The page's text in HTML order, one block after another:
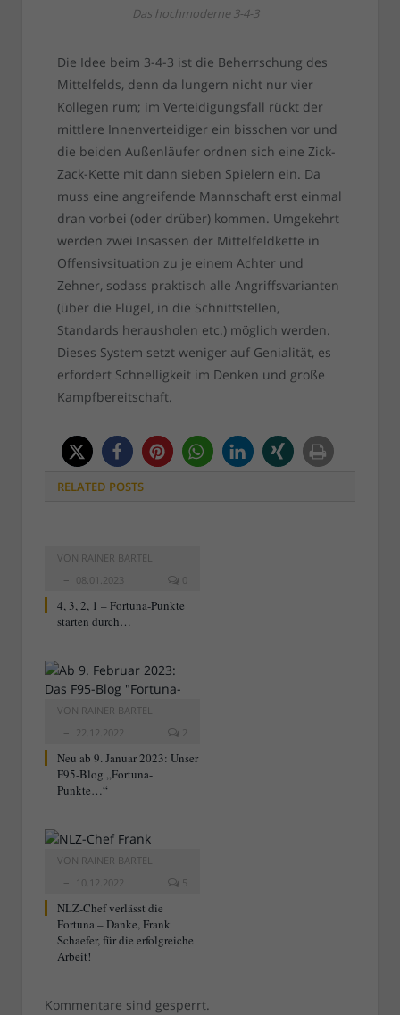
Das hochmoderne 3-4-3
Die Idee beim 3-4-3 ist die Beherrschung des
Mittelfelds, denn da lungern nicht nur vier
Kollegen rum; im Verteidigungsfall rückt der
mittlere Innenverteidiger ein bisschen vor und
die beiden Außenläufer ordnen sich eine Zick-
Zack-Kette mit dann sieben Spielern ein. Da
muss eine angreifende Mannschaft erst einmal
dran vorbei (oder drüber) kommen. Umgekehrt
werden zwei Insassen der Mittelfeldkette in
Offensivsituation zu je einem Achter und
Zehner, sodass praktisch alle Angriffsvarianten
(über die Flügel, in die Schnittstellen,
Standards herausholen etc.) möglich werden.
Dieses System setzt weniger auf Genialität, es
erfordert Schnelligkeit im Denken und große
Kampfbereitschaft.
RELATED POSTS
VON RAINER BARTEL
08.01.2023
0
4, 3, 2, 1 – Fortuna-Punkte
starten durch…
VON RAINER BARTEL
22.12.2022
2
Neu ab 9. Januar 2023: Unser
F95-Blog „Fortuna-
Punkte…“
VON RAINER BARTEL
10.12.2022
5
NLZ-Chef verlässt die
Fortuna – Danke, Frank
Schaefer, für die erfolgreiche
Arbeit!
Kommentare sind gesperrt.